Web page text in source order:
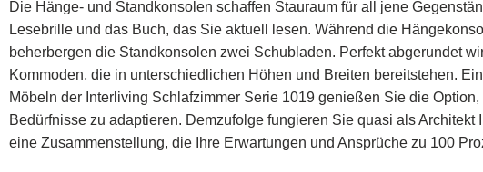
Die Hänge- und Standkonsolen schaffen Stauraum für all jene
Lesebrille und das Buch, das Sie aktuell lesen. Während die
beherbergen die Standkonsolen zwei Schubladen. Perfekt abgerundet
Kommoden, die in unterschiedlichen Höhen und Breiten bereitstehen.
Möbeln der Interliving Schlafzimmer Serie 1019 genießen Sie die
Bedürfnisse zu adaptieren. Demzufolge fungieren Sie quasi als
eine Zusammenstellung, die Ihre Erwartungen und Ansprüche zu 100